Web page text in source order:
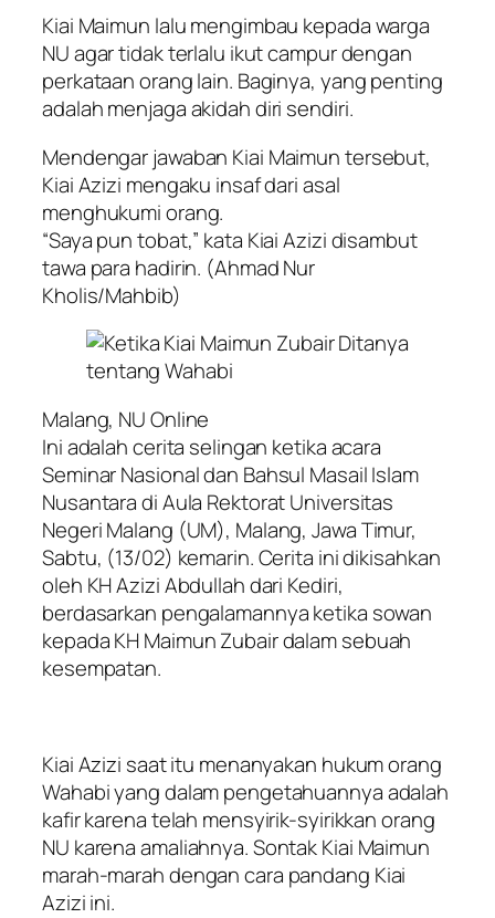
Kiai Maimun lalu mengimbau kepada warga
NU agar tidak terlalu ikut campur dengan
perkataan orang lain. Baginya, yang penting
adalah menjaga akidah diri sendiri.
Mendengar jawaban Kiai Maimun tersebut,
Kiai Azizi mengaku insaf dari asal
menghukumi orang.
“Saya pun tobat,” kata Kiai Azizi disambut
tawa para hadirin. (Ahmad Nur
Kholis/Mahbib)
Malang, NU Online
Ini adalah cerita selingan ketika acara
Seminar Nasional dan Bahsul Masail Islam
Nusantara di Aula Rektorat Universitas
Negeri Malang (UM), Malang, Jawa Timur,
Sabtu, (13/02) kemarin. Cerita ini dikisahkan
oleh KH Azizi Abdullah dari Kediri,
berdasarkan pengalamannya ketika sowan
kepada KH Maimun Zubair dalam sebuah
kesempatan.
Kiai Azizi saat itu menanyakan hukum orang
Wahabi yang dalam pengetahuannya adalah
kafir karena telah mensyirik-syirikkan orang
NU karena amaliahnya. Sontak Kiai Maimun
marah-marah dengan cara pandang Kiai
Azizi ini.